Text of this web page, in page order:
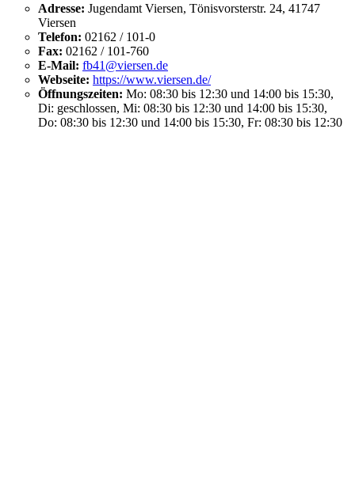
Adresse: Jugendamt Viersen, Tönisvorsterstr. 24, 41747
Viersen
Telefon: 02162 / 101-0
Fax: 02162 / 101-760
E-Mail: fb41@viersen.de
Webseite: https://www.viersen.de/
Öffnungszeiten: Mo: 08:30 bis 12:30 und 14:00 bis 15:30,
Di: geschlossen, Mi: 08:30 bis 12:30 und 14:00 bis 15:30,
Do: 08:30 bis 12:30 und 14:00 bis 15:30, Fr: 08:30 bis 12:30